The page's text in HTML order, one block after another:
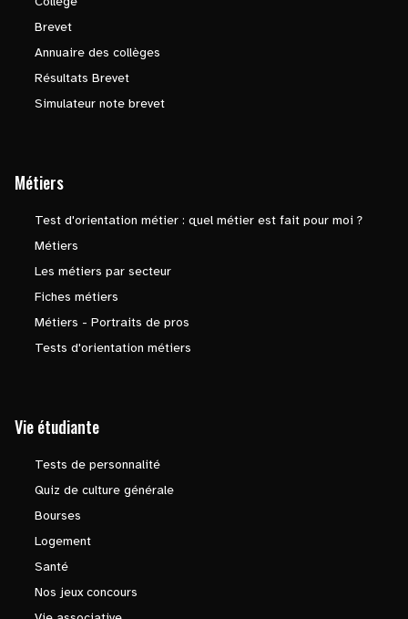
Brevet
Annuaire des collèges
Résultats Brevet
Simulateur note brevet
Métiers
Test d'orientation métier : quel métier est fait pour moi ?
Métiers
Les métiers par secteur
Fiches métiers
Métiers - Portraits de pros
Tests d'orientation métiers
Vie étudiante
Tests de personnalité
Quiz de culture générale
Bourses
Logement
Santé
Nos jeux concours